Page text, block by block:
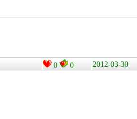
0 0 2012-03-30